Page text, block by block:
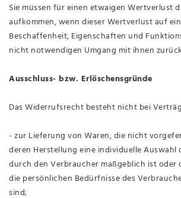
Sie müssen für einen etwaigen Wertverlust
aufkommen, wenn dieser Wertverlust auf
Beschaffenheit, Eigenschaften und
nicht notwendigen Umgang mit ihnen
Ausschluss- bzw. Erlöschensgründe
Das Widerrufsrecht besteht nicht bei
- zur Lieferung von Waren, die nicht
deren Herstellung eine individuelle Auswahl
durch den Verbraucher maßgeblich ist oder
die persönlichen Bedürfnisse des
sind;